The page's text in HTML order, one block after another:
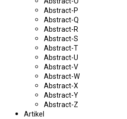
Abstract-P
Abstract-Q
Abstract-R
Abstract-S
Abstract-T
Abstract-U
Abstract-V
Abstract-W
Abstract-X
Abstract-Y
Abstract-Z
Artikel